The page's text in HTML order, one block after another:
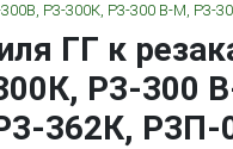
Р3-300К, Р3-300 В-М, Р3-
ГГ к
Р3-300
362К, Р3П-